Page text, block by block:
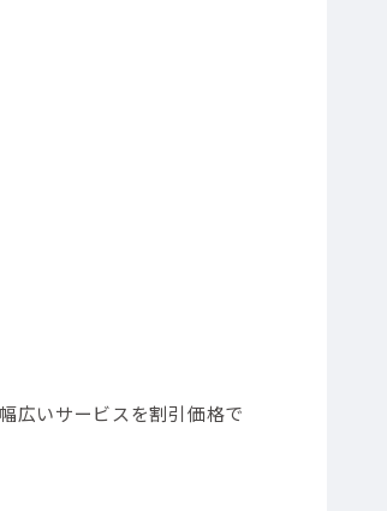
広いサービスを割引価格で